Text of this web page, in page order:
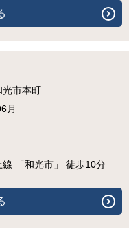
光市本町
月
線 「和光市 」 徒歩10分